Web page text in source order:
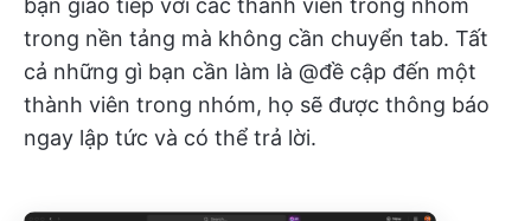
bạn giao tiếp với các thành viên trong nhóm
trong nền tảng mà không cần chuyển tab. Tất
cả những gì bạn cần làm là @đề cập đến một
thành viên trong nhóm, họ sẽ được thông báo
ngay lập tức và có thể trả lời.